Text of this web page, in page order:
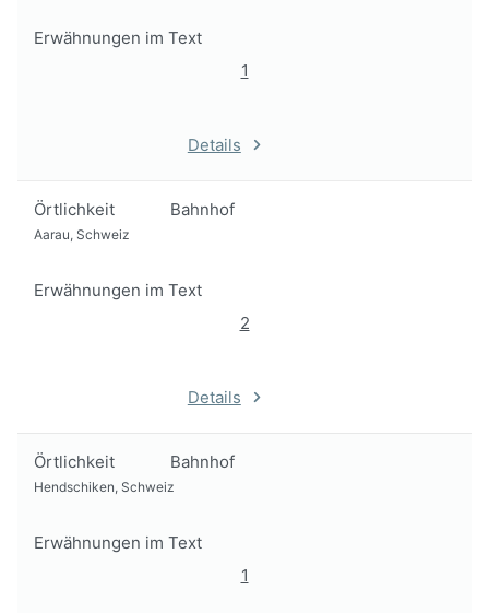
Erwähnungen im Text
1
Details
Örtlichkeit Bahnhof
Aarau, Schweiz
Erwähnungen im Text
2
Details
Örtlichkeit Bahnhof
Hendschiken, Schweiz
Erwähnungen im Text
1